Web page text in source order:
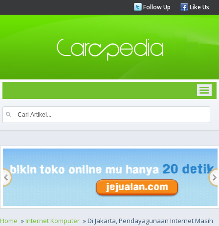
Follow Up Like Us
Home »Internet Komputer » Di Jakarta, Pendayagunaan Internet Masih